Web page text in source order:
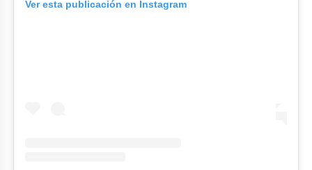
Ver esta publicación en Instagram